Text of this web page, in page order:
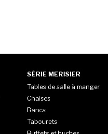
SÉRIE MERISIER
Tables de salle à manger
Chaises
Bancs
Tabourets